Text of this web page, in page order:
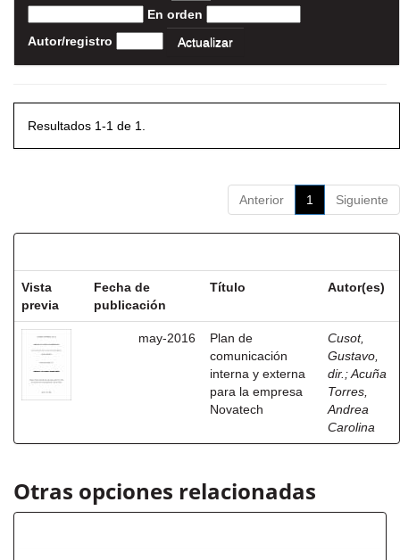
En orden
Autor/registro
Resultados 1-1 de 1.
Anterior 1 Siguiente
Vista
previa
Fecha de
publicación
Título Autor(es)
may-2016
Plan de
comunicación
interna y externa
para la empresa
Novatech
Cusot,
Gustavo,
dir. ;Acuña
Torres,
Andrea
Carolina
Otras opciones relacionadas